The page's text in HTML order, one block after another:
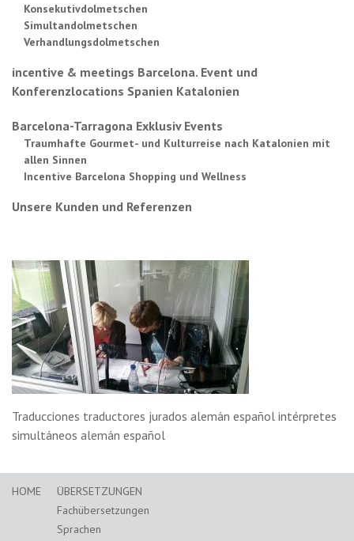
Konsekutivdolmetschen
Simultandolmetschen
Verhandlungsdolmetschen
incentive & meetings Barcelona. Event und
Konferenzlocations Spanien Katalonien
Barcelona-Tarragona Exklusiv Events
Traumhafte Gourmet- und Kulturreise nach Katalonien mit
allen Sinnen
Incentive Barcelona Shopping und Wellness
Unsere Kunden und Referenzen
Traducciones traductores jurados alemán español intérpretes
simultáneos alemán español
HOME
ÜBERSETZUNGEN
Fachübersetzungen
Sprachen